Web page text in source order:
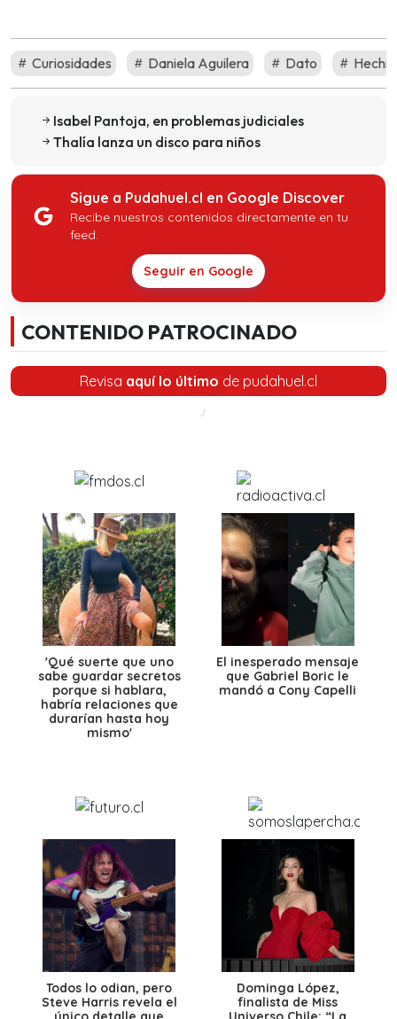
Curiosidades Daniela Aguilera Dato
Isabel Pantoja, en problemas judiciales
Thalía lanza un disco para niños
Sigue a Pudahuel.cl en Google Discover
Recibe nuestros contenidos directamente en tu
feed.
Seguir en Google
CONTENIDO PATROCINADO
Revisa aquí lo último de pudahuel.cl
'Qué suerte que uno
sabe guardar secretos
porque si hablara,
habría relaciones que
durarían hasta hoy
mismo'
El inesperado mensaje
que Gabriel Boric le
mandó a Cony Capelli
Todos lo odian, pero
Steve Harris revela el
Dominga López,
finalista de Miss